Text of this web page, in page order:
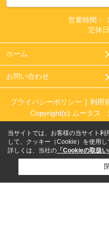
営業時間：
定休日
ホーム
お問い合わせ
プライバシーポリシー 利用
Copyright(c) ムータス
当サイトでは、お客様の当サイト利
して、クッキー（Cookie）を使用し
詳しくは、当社の 「Cookieの取扱い